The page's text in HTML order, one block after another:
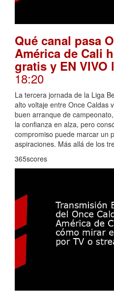
Qué canal pasa
América de Cali
gratis y EN VIVO
18:20
La tercera jornada de la Liga
alto voltaje entre Once Caldas
buen arranque de
la confianza en alza, pero
compromiso puede marcar un
aspiraciones. Más allá de los
365scores